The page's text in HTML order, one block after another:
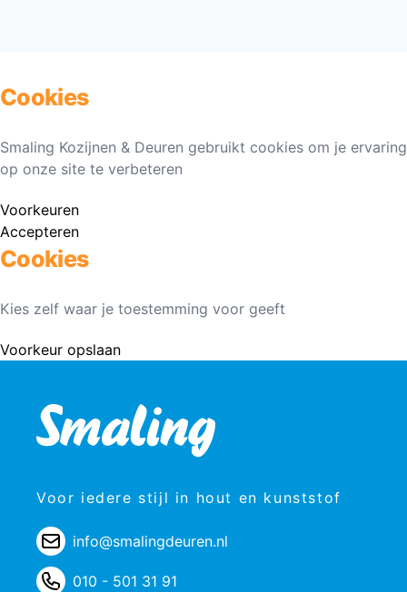
Cookies
Smaling Kozijnen & Deuren gebruikt cookies om je ervaring
op onze site te verbeteren
Voorkeuren
Accepteren
Cookies
Kies zelf waar je toestemming voor geeft
Voorkeur opslaan
Voor iedere stijl in hout en kunststof
info@smalingdeuren.nl
010 - 501 31 91